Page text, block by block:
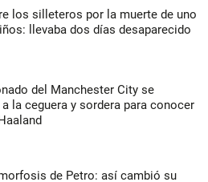
los silleteros por la muerte de uno
llevaba dos días desaparecido
del Manchester City se
la ceguera y sordera para conocer
de Petro: así cambió su